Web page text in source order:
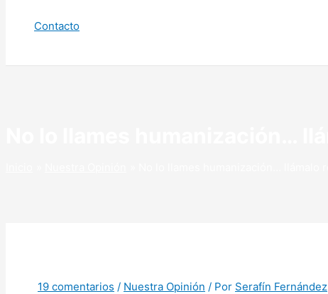
Contacto
19 comentarios / Nuestra Opinión / Por Serafín Fernández